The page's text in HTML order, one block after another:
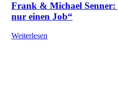
Frank & Michael
nur einen Job“
Weiterlesen